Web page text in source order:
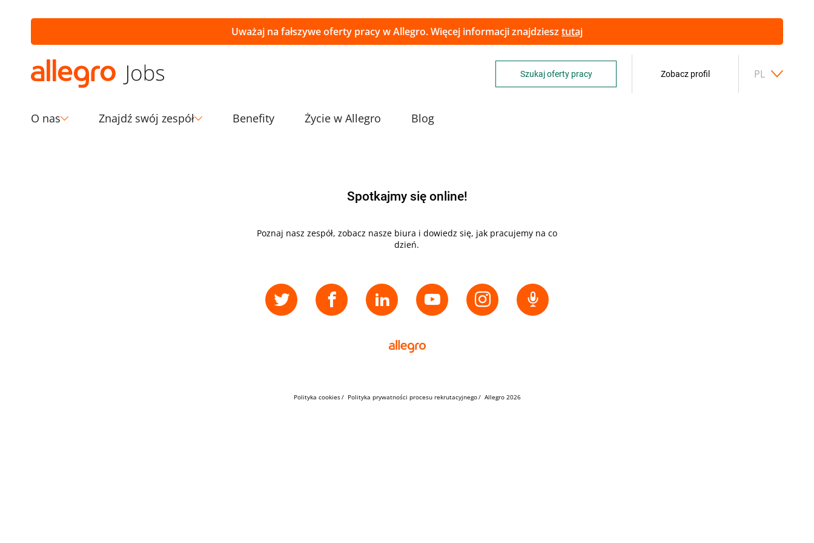
Uważaj na fałszywe oferty pracy w Allegro. Więcej informacji znajdziesztutaj
Szukaj oferty pracy Zobacz profil PL
O nas Znajdź swój zespół Benefity Życie w Allegro Blog
Spotkajmy się online!
Poznaj nasz zespół, zobacz nasze biura i dowiedz się, jak pracujemy na co
dzień.
Polityka cookies Polityka prywatności procesu rekrutacyjnego Allegro 2026